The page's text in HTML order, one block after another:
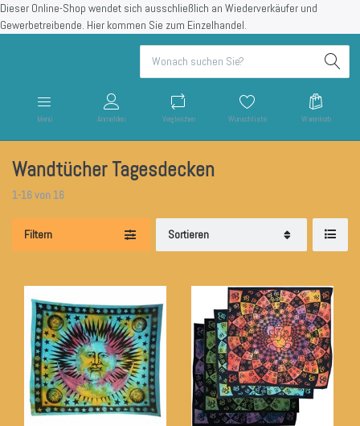
Dieser Online-Shop wendet sich ausschließlich an Wiederverkäufer und
Gewerbetreibende. Hier kommen Sie zum Einzelhandel.
Menü Anmelden Vergleichen Wunschliste Warenkorb
Wandtücher Tagesdecken
1-16von 16
Filtern Sortieren